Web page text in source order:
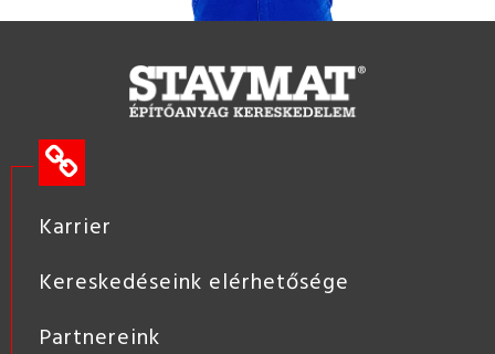
Karrier
Kereskedéseink elérhetősége
Partnereink